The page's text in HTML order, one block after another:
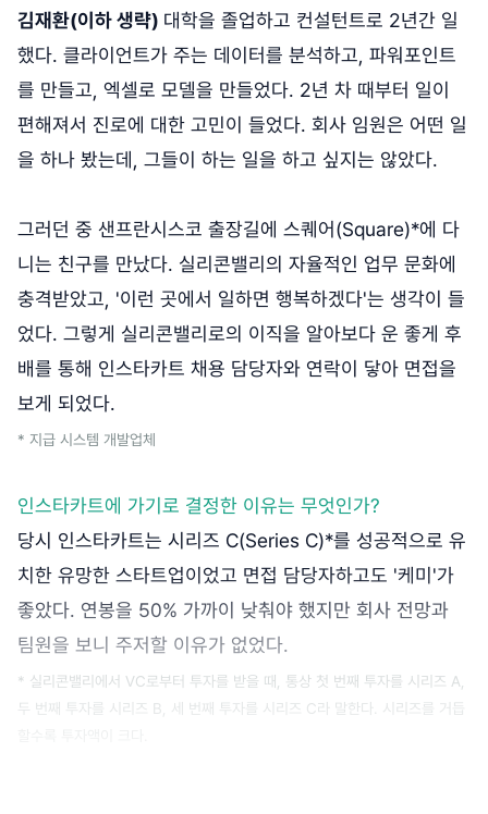
김재환(이하 생략) 대학을 졸업하고 컨설턴트로 2년간 일
했다. 클라이언트가 주는 데이터를 분석하고, 파워포인트
를 만들고, 엑셀로 모델을 만들었다. 2년 차 때부터 일이
편해져서 진로에 대한 고민이 들었다. 회사 임원은 어떤 일
을 하나 봤는데, 그들이 하는 일을 하고 싶지는 않았다.
그러던 중 샌프란시스코 출장길에 스퀘어(Square)*에 다
니는 친구를 만났다. 실리콘밸리의 자율적인 업무 문화에
충격받았고, '이런 곳에서 일하면 행복하겠다'는 생각이 들
었다. 그렇게 실리콘밸리로의 이직을 알아보다 운 좋게 후
배를 통해 인스타카트 채용 담당자와 연락이 닿아 면접을
보게 되었다.
* 지급 시스템 개발업체
인스타카트에 가기로 결정한 이유는 무엇인가?
당시 인스타카트는 시리즈 C(Series C)*를 성공적으로 유
치한 유망한 스타트업이었고 면접 담당자하고도 '케미'가
좋았다. 연봉을 50% 가까이 낮춰야 했지만 회사 전망과
팀원을 보니 주저할 이유가 없었다.
* 실리콘밸리에서 VC로부터 투자를 받을 때, 통상 첫 번째 투자를 시리즈 A,
두 번째 투자를 시리즈 B, 세 번째 투자를 시리즈 C라 말한다. 시리즈를 거듭